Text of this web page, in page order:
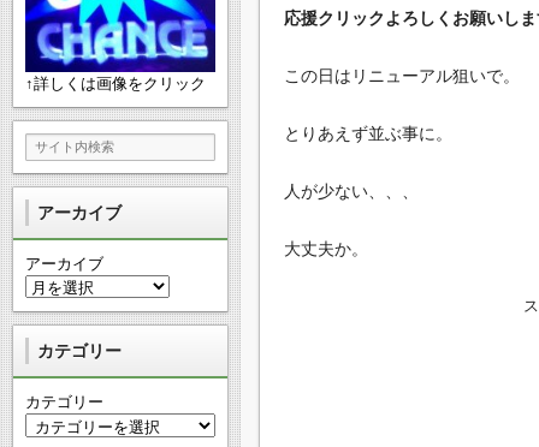
応援クリックよろしくお願いし
この日はリニューアル狙いで。
とりあえず並ぶ事に。
人が少ない、、、
大丈夫か。
↑詳しくは画像をクリック
アーカイブ
アーカイブ
カテゴリー
カテゴリー